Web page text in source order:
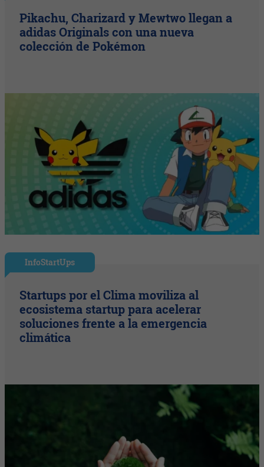
Pikachu, Charizard y Mewtwo llegan a
adidas Originals con una nueva
colección de Pokémon
InfoStartUps
Startups por el Clima moviliza al
ecosistema startup para acelerar
soluciones frente a la emergencia
climática